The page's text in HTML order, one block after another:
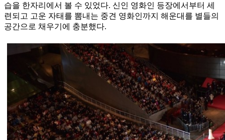
습을 한자리에서 볼 수 있었다. 신인 영화인 등장에서부터 세
련되고 고운 자태를 뽐내는 중견 영화인까지 해운대를 별들의
공간으로 채우기에 충분했다.